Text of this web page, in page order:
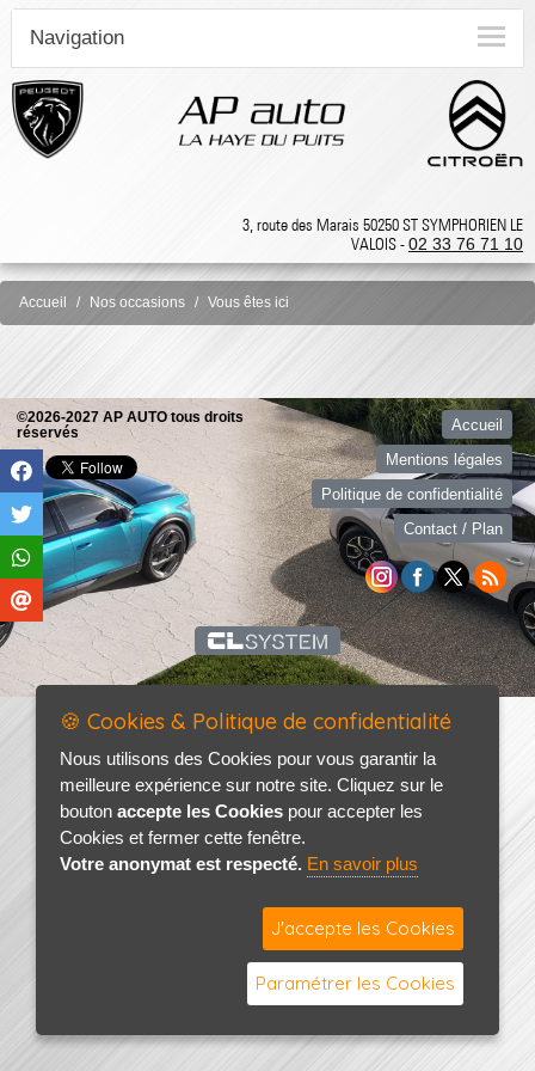
Navigation
3, route des Marais 50250 ST SYMPHORIEN LE
VALOIS -02 33 76 71 10
Accueil Nos occasions Vous êtes ici
©2026-2027 AP AUTO tous droits
réservés
Accueil
Mentions légales
Politique de confidentialité
Contact / Plan
🍪 Cookies & Politique de confidentialité
Nous utilisons des Cookies pour vous garantir la
meilleure expérience sur notre site. Cliquez sur le
bouton accepte les Cookies pour accepter les
Cookies et fermer cette fenêtre.
Votre anonymat est respecté. En savoir plus
J'accepte les Cookies
Paramétrer les Cookies